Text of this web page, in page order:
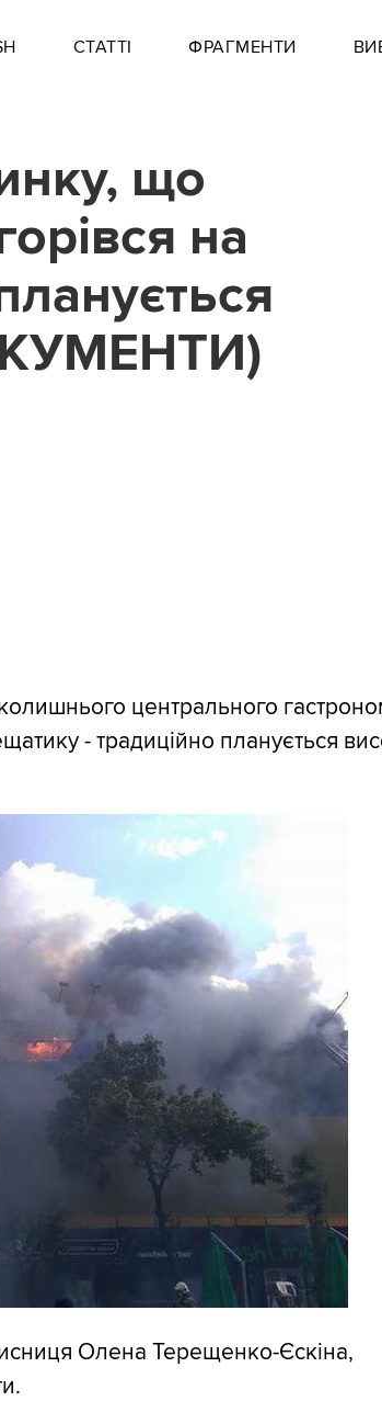
СТАТТІ ФРАГМЕНТИ
що
на
центрального
- традиційно планується
Олена Терещенко-Єскіна,